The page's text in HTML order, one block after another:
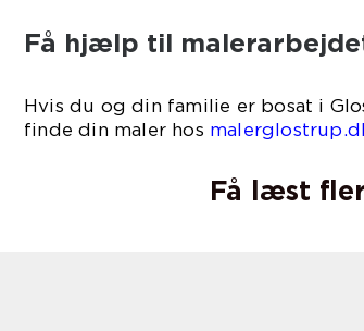
Få hjælp til
Hvis du og din familie er bosat i
finde din maler hos
Få læst